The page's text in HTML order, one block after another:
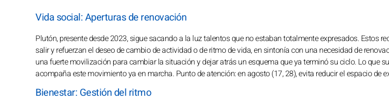
Vida social: Aperturas de renovación
Plutón, presente desde 2023, sigue sacando a la luz talentos que no estaban totalmente expresados. Estos
salir y refuerzan el deseo de cambio de actividad o de ritmo de vida, en sintonía con una necesidad de
una fuerte movilización para cambiar la situación y dejar atrás un esquema que ya terminó su ciclo. Lo que
acompaña este movimiento ya en marcha. Punto de atención: en agosto (17, 28), evita reducir el espacio de
Bienestar: Gestión del ritmo